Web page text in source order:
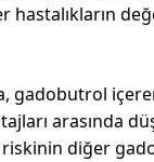
hastalıkların
gadobutrol
arasında
diğer